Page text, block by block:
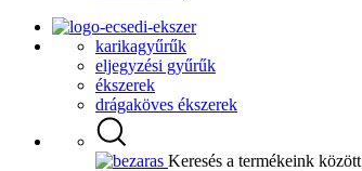
karikagyűrűk
eljegyzési gyűrűk
ékszerek
drágaköves ékszerek
Keresés a termékeink között